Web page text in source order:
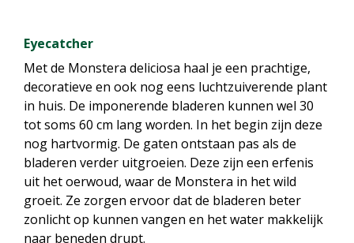
Eyecatcher
Met de Monstera deliciosa haal je een prachtige,
decoratieve en ook nog eens luchtzuiverende plant
in huis. De imponerende bladeren kunnen wel 30
tot soms 60 cm lang worden. In het begin zijn deze
nog hartvormig. De gaten ontstaan pas als de
bladeren verder uitgroeien. Deze zijn een erfenis
uit het oerwoud, waar de Monstera in het wild
groeit. Ze zorgen ervoor dat de bladeren beter
zonlicht op kunnen vangen en het water makkelijk
naar beneden drupt.